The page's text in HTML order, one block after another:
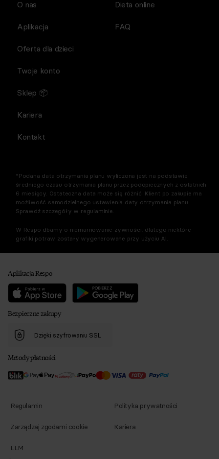
O nas
Aplikacja
Dieta online
FAQ
Oferta dla dzieci
Twoje konto
Sklep 📦
Kariera
Kontakt
*Podana data otrzymania planu wyliczona jest na podstawie
średniego czasu otrzymania planu przez podopiecznych z ostatnich
6 miesięcy. Ostateczna data może się różnić. Klient po zakupie ma
możliwość samodzielnego ustawienia daty otrzymania planu.
Sprawdź szczegóły w regulaminie.
W Respo dbamy o niemarnowanie żywności, dlatego niektóre
grafiki potraw zostały wygenerowane przy użyciu AI.
Aplikacja Respo
Bezpieczne zakupy
Dzięki szyfrowaniu SSL
Metody płatności
Regulamin Polityka prywatności
Zarządzaj zgodami cookie Kariera
LLM